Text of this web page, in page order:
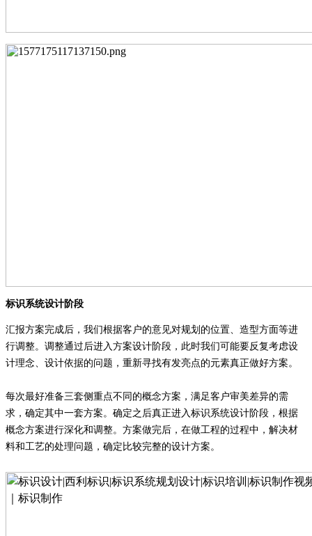
标识系统设计阶段
汇报方案完成后，我们根据客户的意见对规划的位置、造型方面等进
行调整。调整通过后进入方案设计阶段，此时我们可能要反复考虑设
计理念、设计依据的问题，重新寻找有发亮点的元素真正做好方案。
每次最好准备三套侧重点不同的概念方案，满足客户审美差异的需
求，确定其中一套方案。确定之后真正进入标识系统设计阶段，根据
概念方案进行深化和调整。方案做完后，在做工程的过程中，解决材
料和工艺的处理问题，确定比较完整的设计方案。